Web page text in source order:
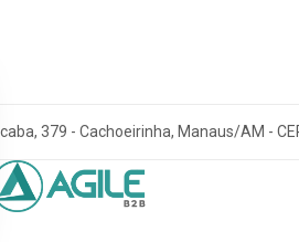
379 - Cachoeirinha, Manaus/AM -